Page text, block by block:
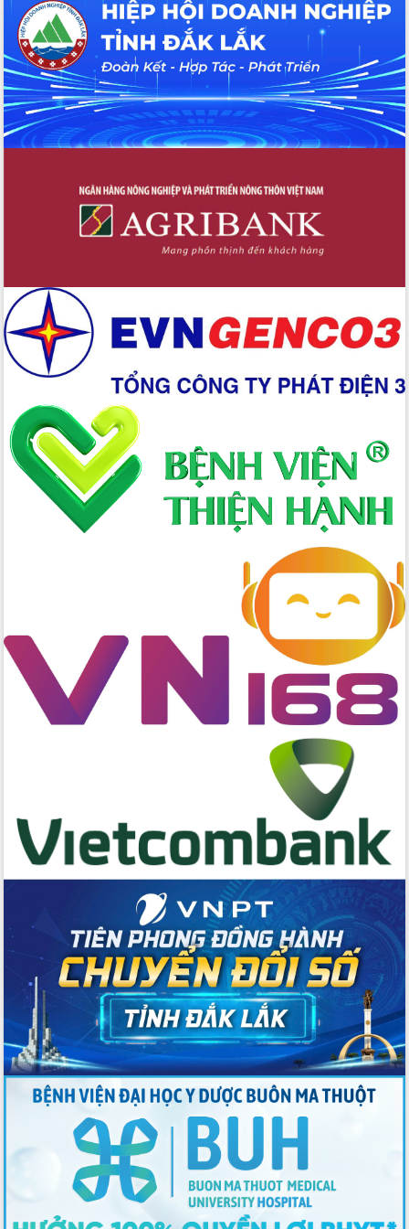
UBND tỉnh họp báo định kỳ tháng 4
năm 2026
Hội thảo khoa học “Giải pháp thúc đẩy
phát triển nền kinh tế xanh tại tỉnh
Đắk Lắk”
Tăng cường giám sát, đôn đốc thực
hiện nhiệm vụ quản lý tài sản công
công tác cải cách thủ tục hành chính
tại Trung tâm Phục vụ hành chính
Đắk Lắk: Tôn vinh 46 giải pháp tại Hội
Đắk Lắk rà soát, điều chỉnh Đề án 190
về phát triển nuôi trồng thủy sản
Phó Chủ tịch UBND tỉnh Đắk Lắk
Trương Công Thái kiểm tra thực địa
Dự án cao tốc Khánh Hòa - Buôn Ma
Định vị cà phê Việt Nam như một “di
sản sống” trong dòng chảy toàn cầu
Xây dựng nông thôn mới: Nâng cao đời
sống người dân từ những mô hình thiết
Quyết liệt tháo gỡ vướng mắc, đẩy
nhanh tiến độ các dự án trọng điểm
Đắk Lắk thời kỳ 2021-2030, tầm nhìn
đến năm 2050
Phát động chiến dịch 30 ngày đêm
giải phóng mặt bằng Tuyến đường bộ
ven biển
với Tập đoàn Bưu chính Viễn thông
Việt Nam
Đắk Lắk về phát triển nhân lực y tế
Du lịch Đắk Lắk nâng tầm trải nghiệm
du khách thông qua Hệ thống cơ sở dữ
liệu và Bản đồ số
Tập huấn ứng dụng trí tuệ nhân tạo (AI)
trong thương mại điện tử năm 2026
Đoàn đại biểu Quốc hội tỉnh Đắk Lắk
trao đổi thông tin trước Kỳ họp thứ
nhất, Quốc hội khóa XVI
Quyết liệt cải cách hành chính, khơi
thông nguồn lực phát triển
Nâng cao hiệu lực, hiệu quả HĐND
tỉnh thông qua hiện đại hóa hành chính
Xã Ea Phê gắn cải cách hành chính với
chuyển đổi số
Phó Chủ tịch Thường trực UBND tỉnh